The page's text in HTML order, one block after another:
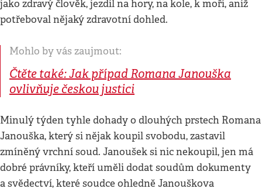
jako zdravý člověk, jezdil na hory, na kole, k moři, aniž
potřeboval nějaký zdravotní dohled.
Mohlo by vás zaujmout:
Čtěte také: Jak případ Romana Janouška
ovlivňuje českou justici
Minulý týden tyhle dohady o dlouhých prstech Romana
Janouška, který si nějak koupil svobodu, zastavil
zmíněný vrchní soud. Janoušek si nic nekoupil, jen má
dobré právníky, kteří uměli dodat soudům dokumenty
a svědectví, které soudce ohledně Janouškova